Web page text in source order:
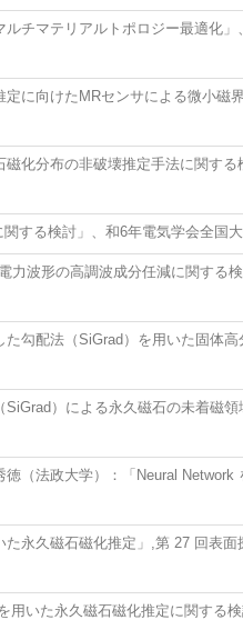
チマテリアルトポロジー最適化」
に向けたMRセンサによる微小磁
化分布の非破壊推定手法に関す
する検討」、和6年電気学会全国
波形の高調波成分任減に関する
勾配法（SiGrad）を用いた固体
）による永久磁石の未着磁
（法政大学）：「Neural
永久磁石磁化推定」,第 27 回表
いた永久磁石磁化推定に関する